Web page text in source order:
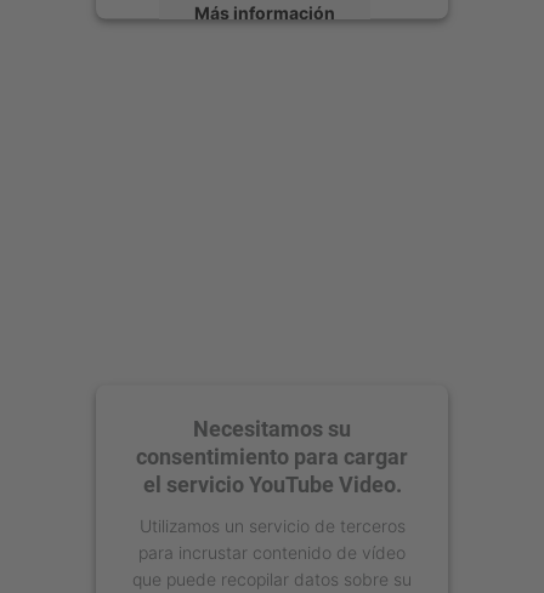
Más información
Necesitamos su
consentimiento para cargar
el servicio YouTube Video.
Utilizamos un servicio de terceros
para incrustar contenido de vídeo
que puede recopilar datos sobre su